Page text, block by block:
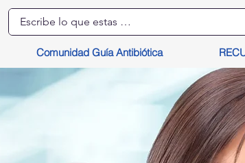
Comunidad Guía Antibiótica